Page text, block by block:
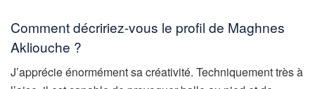
Comment décririez-vous le profil de Maghnes
Akliouche ?
J’apprécie énormément sa créativité. Techniquement très à